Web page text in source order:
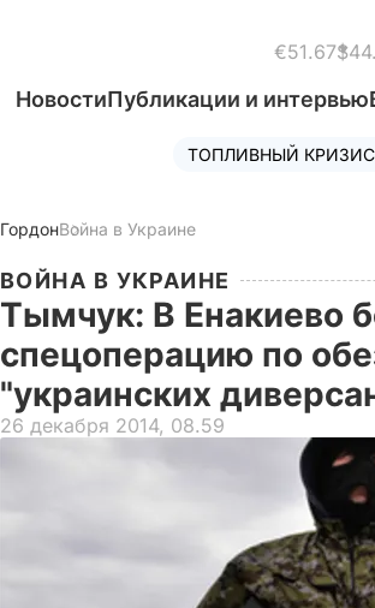
€51.67
НовостиПубликации и интервью
ТОПЛИВНЫЙ
ГордонВойна в Украине
ВОЙНА В УКРАИНЕ
Тымчук: В Енакиево
спецоперацию по
"украинских
26 декабря 2014, 08.59